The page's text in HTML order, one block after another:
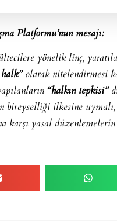
Platformu’nun mesajı:
yönelik linç,
olarak nitelendirmesi
“halkın tepkisi”
bireyselliği ilkesine
karşı yasal